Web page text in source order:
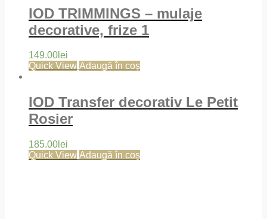
IOD TRIMMINGS – mulaje
decorative, frize 1
149.00 lei
Quick View Adaugă în coș
IOD Transfer decorativ Le Petit
Rosier
185.00 lei
Quick View Adaugă în coș